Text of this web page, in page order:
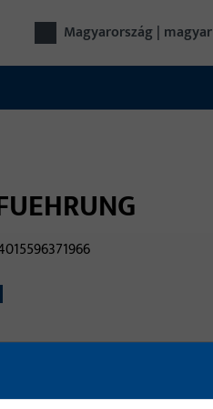
Magyarország | magyar
külső szerelésű távnyitó